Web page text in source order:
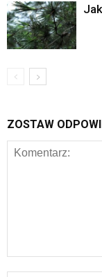
ZOSTAW